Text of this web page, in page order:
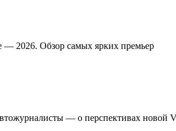
2026. Обзор самых ярких премьер
— о перспективах новой